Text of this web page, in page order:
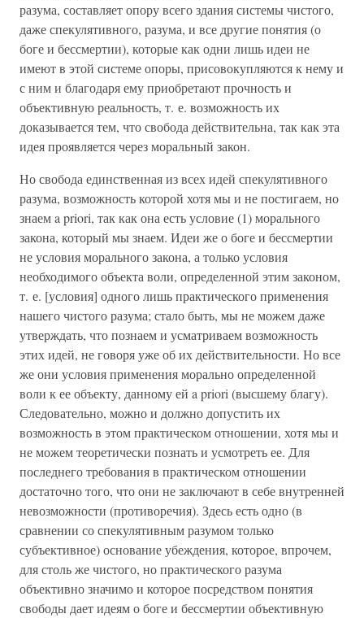
разума, составляет опору всего здания системы чистого,
даже спекулятивного, разума, и все другие понятия (о
боге и бессмертии), которые как одни лишь идеи не
имеют в этой системе опоры, присовокупляются к нему и
с ним и благодаря ему приобретают прочность и
объективную реальность, т. е. возможность их
доказывается тем, что свобода действительна, так как эта
идея проявляется через моральный закон.
Но свобода единственная из всех идей спекулятивного
разума, возможность которой хотя мы и не постигаем, но
знаем a priori, так как она есть условие (1) морального
закона, который мы знаем. Идеи же о боге и бессмертии
не условия морального закона, а только условия
необходимого объекта воли, определенной этим законом,
т. е. [условия] одного лишь практического применения
нашего чистого разума; стало быть, мы не можем даже
утверждать, что познаем и усматриваем возможность
этих идей, не говоря уже об их действительности. Но все
же они условия применения морально определенной
воли к ее объекту, данному ей a priori (высшему благу).
Следовательно, можно и должно допустить их
возможность в этом практическом отношении, хотя мы и
не можем теоретически познать и усмотреть ее. Для
последнего требования в практическом отношении
достаточно того, что они не заключают в себе внутренней
невозможности (противоречия). Здесь есть одно (в
сравнении со спекулятивным разумом только
субъективное) основание убеждения, которое, впрочем,
для столь же чистого, но практического разума
объективно значимо и которое посредством понятия
свободы дает идеям о боге и бессмертии объективную